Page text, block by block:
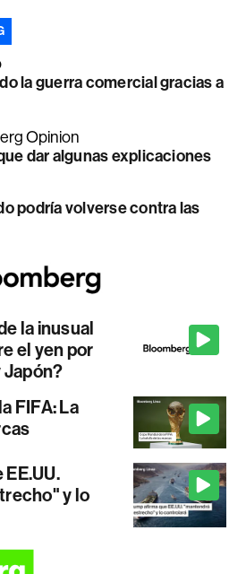
la guerra comercial gracias a
Opinion
dar algunas explicaciones
podría volverse contra las
la inusual
el yen por
Japón?
FIFA: La
y lo